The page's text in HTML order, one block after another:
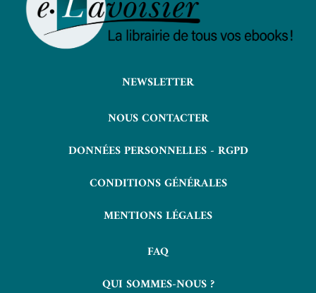
NEWSLETTER
NOUS CONTACTER
DONNÉES PERSONNELLES - RGPD
CONDITIONS GÉNÉRALES
MENTIONS LÉGALES
FAQ
QUI SOMMES-NOUS ?